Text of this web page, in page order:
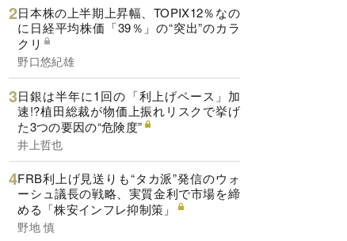
日本株の上半期上昇幅、TOPIX12％なの
に日経平均株価「39％」の“突出”のカラ
クリ
野口悠紀雄
日銀は半年に1回の「利上げペース」加
速!?植田総裁が物価上振れリスクで挙げ
た3つの要因の“危険度”
井上哲也
FRB利上げ見送りも“タカ派”発信のウォ
ーシュ議長の戦略、実質金利で市場を締
める「株安インフレ抑制策」
野地 慎